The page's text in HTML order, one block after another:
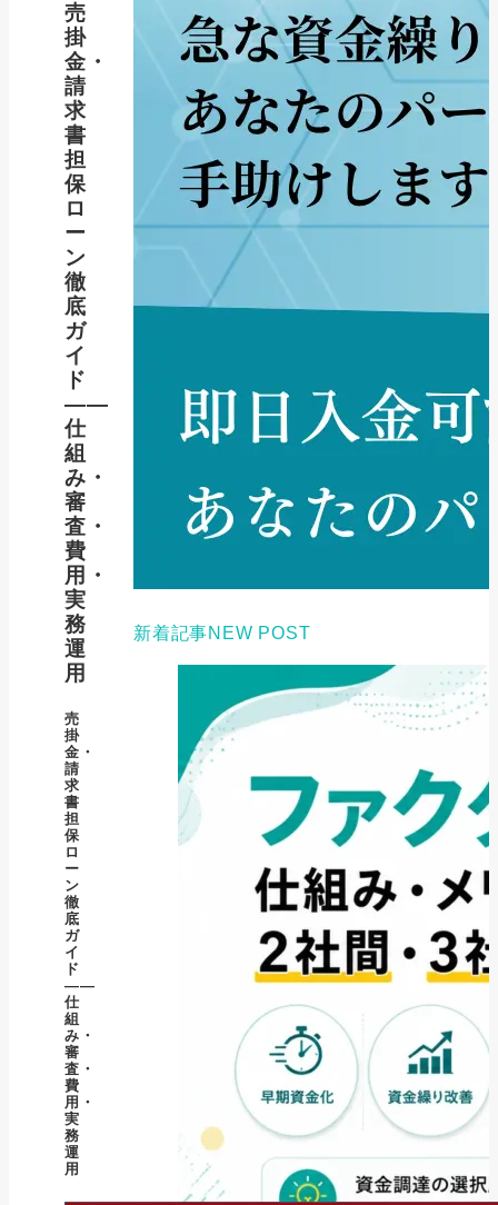
売
掛
金・
請
求
書
担
保
ロ
ー
ン
徹
底
ガ
イ
ド
――
仕
組
み・
審
査・
費
用・
実
務
運
用
売
掛
金・
請
求
書
担
保
ロ
ー
ン
徹
底
ガ
イ
ド
――
仕
組
み・
審
査・
費
用・
実
務
運
用
新着記事NEW POST